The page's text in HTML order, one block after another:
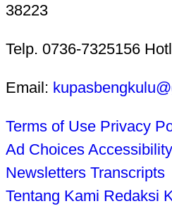
38223
Telp. 0736-7325156
Email:
Terms of Use Privacy
Ad Choices
Newsletters Transcripts
Tentang Kami Redaksi